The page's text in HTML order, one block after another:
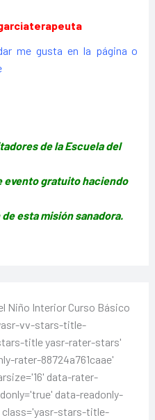
me gusta en la página o
de la Escuela del
evento gratuito haciendo
esta misión sanadora.
Niño Interior Curso Básico
vv-stars-title-
title yasr-rater-stars'
rater-88724a761caae'
data-rater-
data-readonly-
class='yasr-stars-title-